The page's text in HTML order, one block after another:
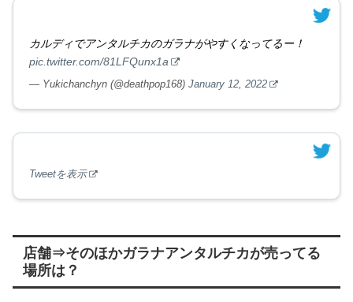
カルディでアンタルチカのガラナがやすくなってるー！
pic.twitter.com/81LFQunx1a
— Yukichanchyn (@deathpop168) January 12, 2022
Tweetを表示
店舗⇒そのほかガラナアンタルチカが売ってる
場所は？